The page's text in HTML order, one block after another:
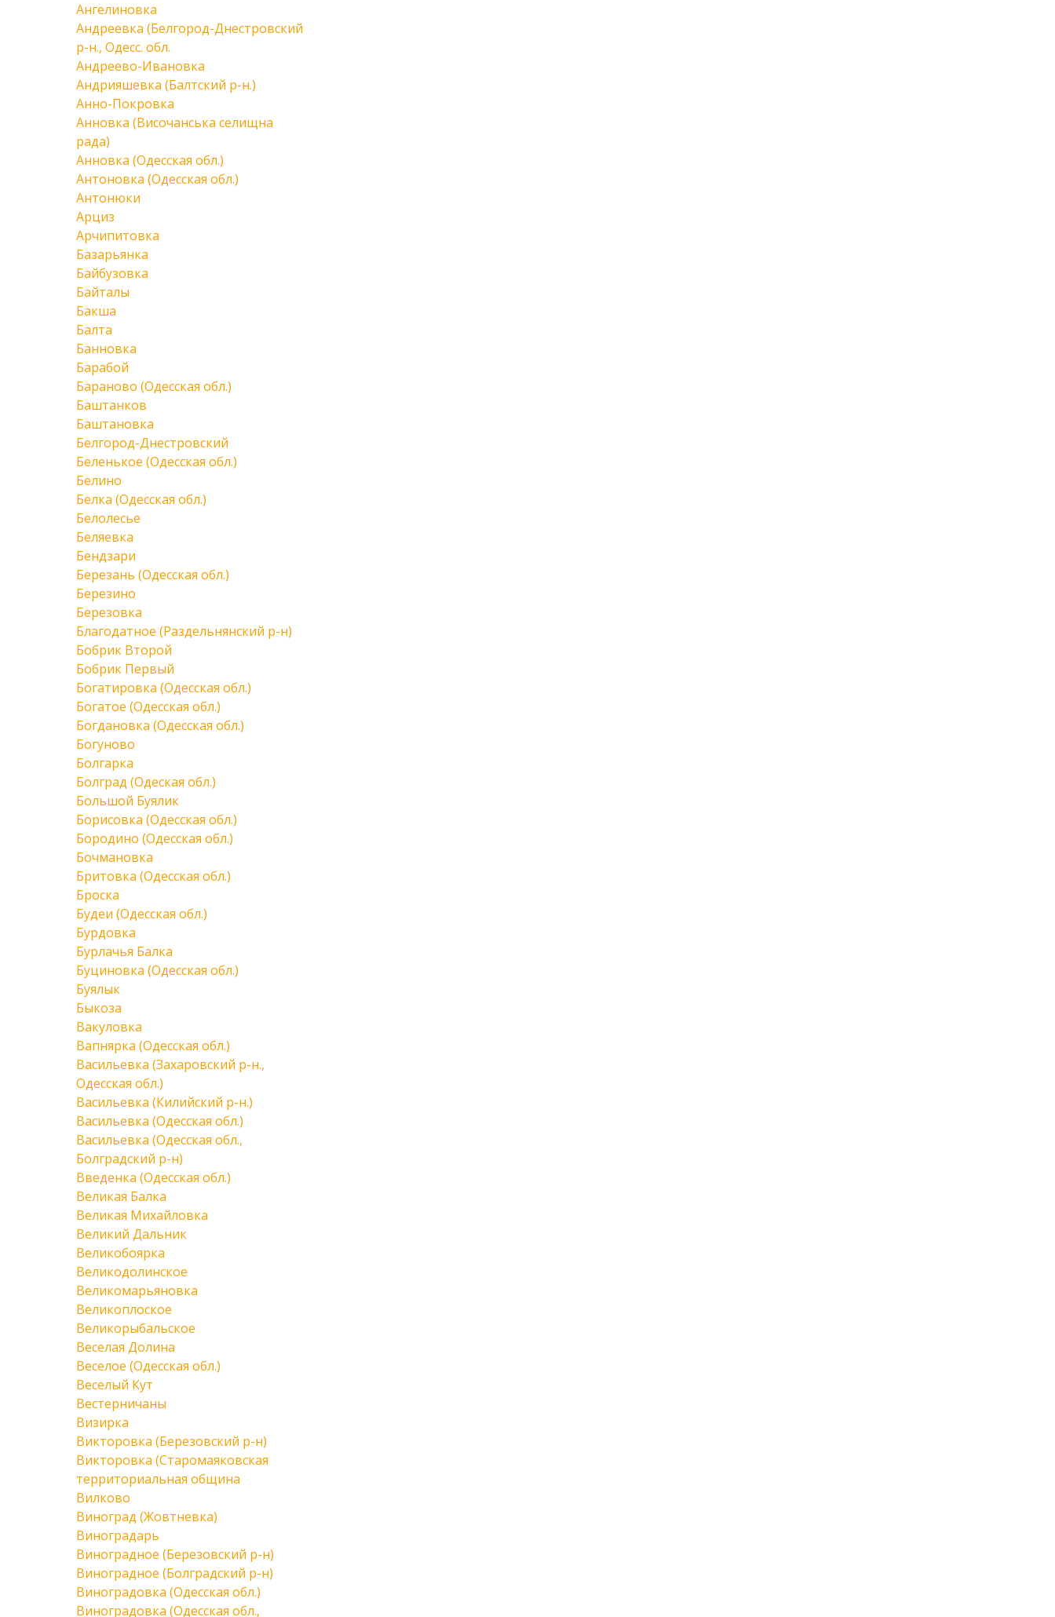
Ангелиновка
Андреевка (Белгород-Днестровский
р-н., Одесс. обл.
Андреево-Ивановка
Андрияшевка (Балтский р-н.)
Анно-Покровка
Анновка (Височанська селищна
рада)
Анновка (Одесская обл.)
Антоновка (Одесская обл.)
Антонюки
Арциз
Арчипитовка
Базарьянка
Байбузовка
Байталы
Бакша
Балта
Банновка
Барабой
Бараново (Одесская обл.)
Баштанков
Баштановка
Белгород-Днестровский
Беленькое (Одесская обл.)
Белино
Белка (Одесская обл.)
Белолесье
Беляевка
Бендзари
Березань (Одесская обл.)
Березино
Березовка
Благодатное (Раздельнянский р-н)
Бобрик Второй
Бобрик Первый
Богатировка (Одесская обл.)
Богатое (Одесская обл.)
Богдановка (Одесская обл.)
Богуново
Болгарка
Болград (Одеская обл.)
Большой Буялик
Борисовка (Одесская обл.)
Бородино (Одесская обл.)
Бочмановка
Бритовка (Одесская обл.)
Броска
Будеи (Одесская обл.)
Бурдовка
Бурлачья Балка
Буциновка (Одесская обл.)
Буялык
Быкоза
Вакуловка
Вапнярка (Одесская обл.)
Васильевка (Захаровский р-н.,
Одесская обл.)
Васильевка (Килийский р-н.)
Васильевка (Одесская обл.)
Васильевка (Одесская обл.,
Болградский р-н)
Введенка (Одесская обл.)
Великая Балка
Великая Михайловка
Великий Дальник
Великобоярка
Великодолинское
Великомарьяновка
Великоплоское
Великорыбальское
Веселая Долина
Веселое (Одесская обл.)
Веселый Кут
Вестерничаны
Визирка
Викторовка (Березовский р-н)
Викторовка (Старомаяковская
территориальная община
Вилково
Виноград (Жовтневка)
Виноградарь
Виноградное (Березовский р-н)
Виноградное (Болградский р-н)
Виноградовка (Одесская обл.)
Виноградовка (Одесская обл.,